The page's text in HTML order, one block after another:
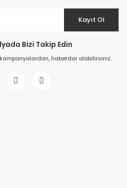
Kayıt Ol
Bizi Takip Edin
haberdar olabilirsiniz.